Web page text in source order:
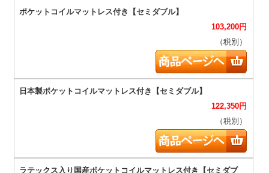
103,200円
（税別）
122,350円
（税別）